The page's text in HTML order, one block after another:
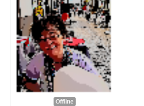
Offline